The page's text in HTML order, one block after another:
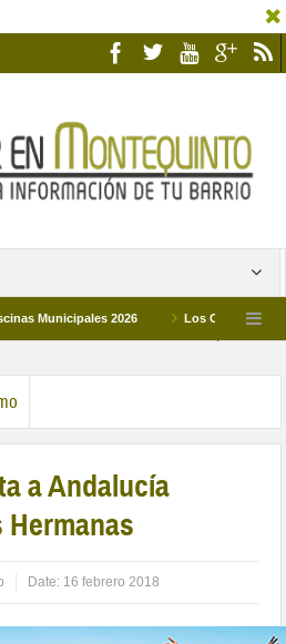
2026 Los Campus de
a Andalucía
Date: 16 febrero 2018